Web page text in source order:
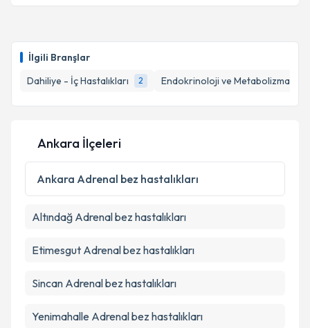
İlgili Branşlar
Dahiliye - İç Hastalıkları
2 Endokrinoloji ve Metabolizma
takvim hazırlandığında e-posta ile bilgilendireceğiz.
Kişisel verilerimin işlenmesine ilişkinAydınlatma
Metni 'ni okudum ve kişisel verilerimin belirtilen
kapsamda işlenmesini kabul ediyorum.
Ankara İlçeleri
Ankara Adrenal bez hastalıkları
Altındağ Adrenal bez hastalıkları
Etimesgut Adrenal bez hastalıkları
Sincan Adrenal bez hastalıkları
Yenimahalle Adrenal bez hastalıkları